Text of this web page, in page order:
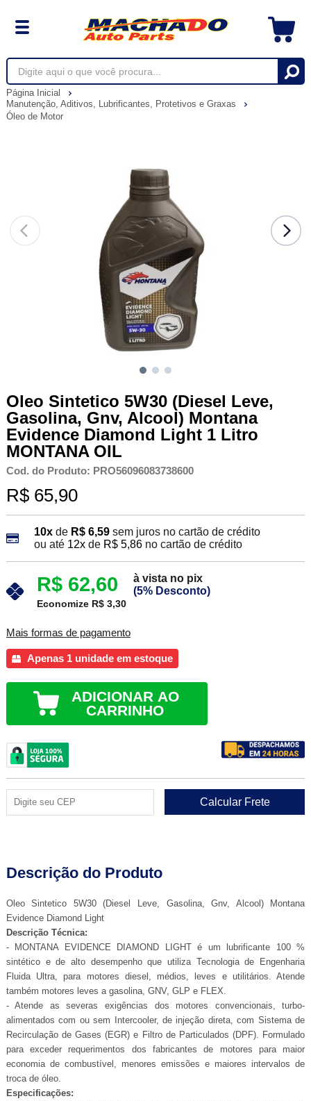
Página Inicial
Manutenção, Aditivos, Lubrificantes, Protetivos e Graxas
Óleo de Motor
Oleo Sintetico 5W30 (Diesel Leve,
Gasolina, Gnv, Alcool) Montana
Evidence Diamond Light 1 Litro
MONTANA OIL
Cod. do Produto: PRO56096083738600
R$ 65,90
10xde R$ 6,59 sem juros no cartão de crédito
ou até 12xde R$ 5,86no cartão de crédito
R$ 62,60
à vista no pix
(5% Desconto)
Economize R$ 3,30
Mais formas de pagamento
Apenas 1 unidade em estoque
ADICIONAR AO
CARRINHO
Descrição do Produto
Oleo Sintetico 5W30 (Diesel Leve, Gasolina, Gnv, Alcool) Montana
Evidence Diamond Light
Descrição Técnica:
- MONTANA EVIDENCE DIAMOND LIGHT é um lubrificante 100 %
sintético e de alto desempenho que utiliza Tecnologia de Engenharia
Fluida Ultra, para motores diesel, médios, leves e utilitários. Atende
também motores leves a gasolina, GNV, GLP e FLEX.
- Atende as severas exigências dos motores convencionais, turbo-
alimentados com ou sem Intercooler, de injeção direta, com Sistema de
Recirculação de Gases (EGR) e Filtro de Particulados (DPF). Formulado
para exceder requerimentos dos fabricantes de motores para maior
economia de combustível, menores emissões e maiores intervalos de
troca de óleo.
Especificações: